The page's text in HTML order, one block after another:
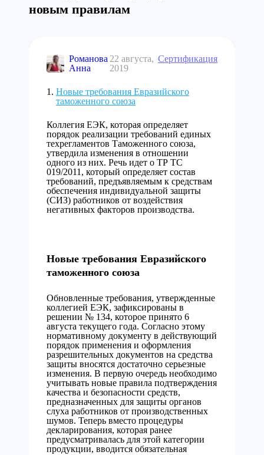
новым правилам
Романова
Анна
22 августа,
2019
Сертификация
Новые требования Евразийского
таможенного союза
Коллегия ЕЭК, которая определяет
порядок реализации требований единых
техрегламентов Таможенного союза,
утвердила изменения в отношении
одного из них. Речь идет о ТР ТС
019/2011, который определяет состав
требований, предъявляемым к средствам
обеспечения индивидуальной защиты
(СИЗ) работников от воздействия
негативных факторов производства.
Новые требования Евразийского
таможенного союза
Обновленные требования, утвержденные
коллегией ЕЭК, зафиксированы в
решении № 134, которое принято 6
августа текущего года. Согласно этому
нормативному документу в действующий
порядок применения и оформления
разрешительных документов на средства
защиты вносятся достаточно серьезные
изменения. В первую очередь необходимо
учитывать новые правила подтверждения
качества и безопасности средств,
предназначенных для защиты органов
слуха работников от производственных
шумов. Теперь вместо процедуры
декларирования, которая ранее
предусматривалась для этой категории
продукции, вводится обязательная